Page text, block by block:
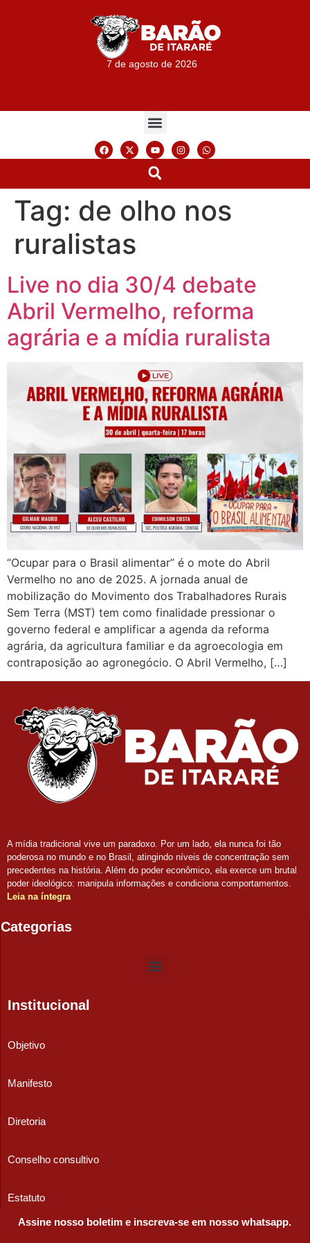
7 de agosto de 2026
Tag: de olho nos
ruralistas
Live no dia 30/4 debate
Abril Vermelho, reforma
agrária e a mídia ruralista
“Ocupar para o Brasil alimentar” é o mote do Abril
Vermelho no ano de 2025. A jornada anual de
mobilização do Movimento dos Trabalhadores Rurais
Sem Terra (MST) tem como finalidade pressionar o
governo federal e amplificar a agenda da reforma
agrária, da agricultura familiar e da agroecologia em
contraposição ao agronegócio. O Abril Vermelho, […]
A mídia tradicional vive um paradoxo. Por um lado, ela nunca foi tão
poderosa no mundo e no Brasil, atingindo níveis de concentração sem
precedentes na história. Além do poder econômico, ela exerce um brutal
poder ideológico: manipula informações e condiciona comportamentos.
Leia na íntegra
Categorias
Institucional
Objetivo
Manifesto
Diretoria
Conselho consultivo
Estatuto
Assine nosso boletim e inscreva-se em nosso whatsapp.